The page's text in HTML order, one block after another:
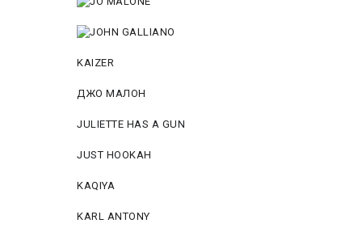
KAIZER
ДЖО МАЛОН
JULIETTE HAS A GUN
JUST HOOKAH
KAQIYA
KARL ANTONY